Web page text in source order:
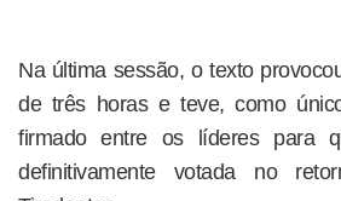
Na última sessão, o texto
de três horas e teve, como
firmado entre os líderes para
definitivamente votada no